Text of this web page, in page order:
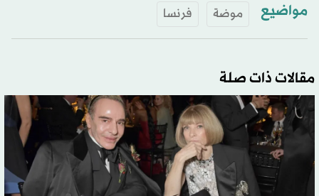
مواضيع موضة فرنسا
مقالات ذات صلة